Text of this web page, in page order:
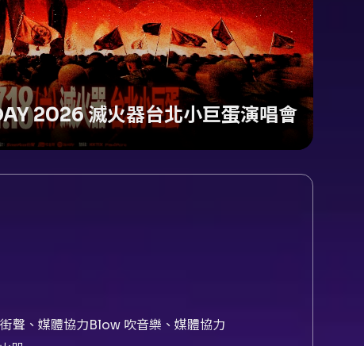
2026 滅火器台北小巨蛋演唱會
聲、媒體協力Blow 吹音樂、媒體協力